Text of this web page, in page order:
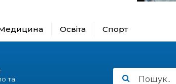
03 лип
Освіта Спорт
та